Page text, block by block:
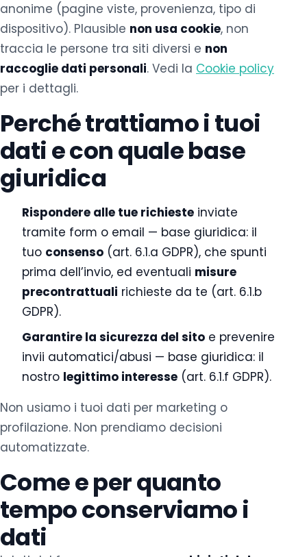
anonime (pagine viste, provenienza, tipo di
dispositivo). Plausible non usa cookie, non
traccia le persone tra siti diversi e non
raccoglie dati personali. Vedi la Cookie policy
per i dettagli.
Perché trattiamo i tuoi
dati e con quale base
giuridica
Rispondere alle tue richieste inviate
tramite form o email — base giuridica: il
tuo consenso (art. 6.1.a GDPR), che spunti
prima dell’invio, ed eventuali misure
precontrattuali richieste da te (art. 6.1.b
GDPR).
Garantire la sicurezza del sito e prevenire
invii automatici/abusi — base giuridica: il
nostro legittimo interesse (art. 6.1.f GDPR).
Non usiamo i tuoi dati per marketing o
profilazione. Non prendiamo decisioni
automatizzate.
Come e per quanto
tempo conserviamo i
dati